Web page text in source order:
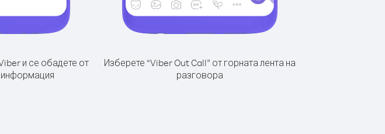
и се обадете от
информация
Изберете “Viber Out Call” от горната лента на
разговора